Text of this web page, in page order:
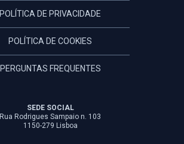
POLÍTICA DE PRIVACIDADE
POLÍTICA DE COOKIES
PERGUNTAS FREQUENTES
SEDE SOCIAL
Rua Rodrigues Sampaio n. 103
1150-279 Lisboa